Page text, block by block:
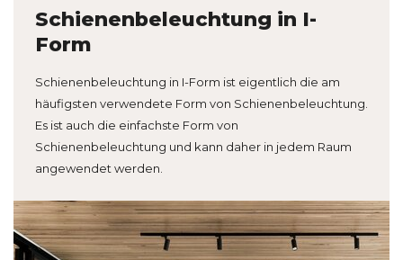
Schienenbeleuchtung in I-
Form
Schienenbeleuchtung in I-Form ist eigentlich die am
häufigsten verwendete Form von Schienenbeleuchtung.
Es ist auch die einfachste Form von
Schienenbeleuchtung und kann daher in jedem Raum
angewendet werden.